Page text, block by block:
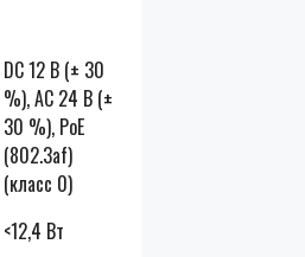
DC 12 В (± 30
%), AC 24 В (±
30 %), PoE
(802.3af)
(класс 0)
<12,4 Вт